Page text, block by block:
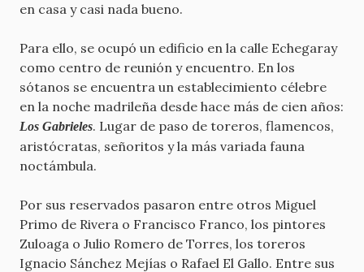
en casa y casi nada bueno.
Para ello, se ocupó un edificio en la calle Echegaray
como centro de reunión y encuentro. En los
sótanos se encuentra un establecimiento célebre
en la noche madrileña desde hace más de cien años:
Los Gabrieles. Lugar de paso de toreros, flamencos,
aristócratas, señoritos y la más variada fauna
noctámbula.
Por sus reservados pasaron entre otros Miguel
Primo de Rivera o Francisco Franco, los pintores
Zuloaga o Julio Romero de Torres, los toreros
Ignacio Sánchez Mejías o Rafael El Gallo. Entre sus